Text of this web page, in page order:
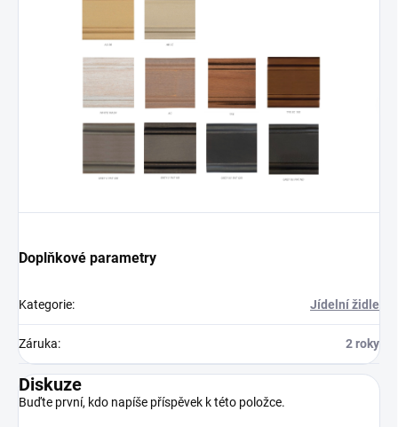
Doplňkové parametry
Kategorie: Jídelní židle
Záruka: 2 roky
Diskuze
Buďte první, kdo napíše příspěvek k této položce.